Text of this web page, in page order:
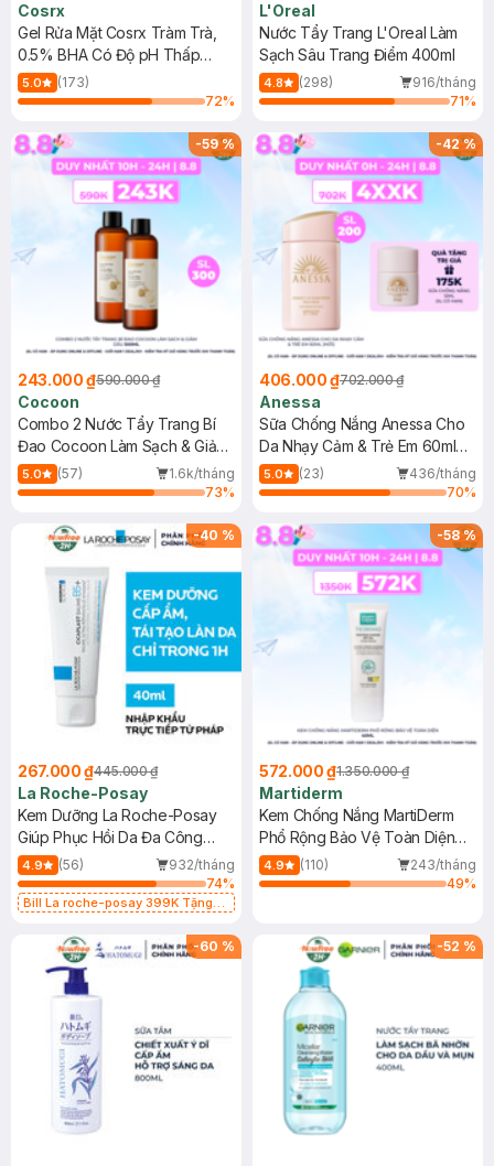
Cosrx
Gel Rửa Mặt Cosrx Tràm Trà,
0.5% BHA Có Độ pH Thấp
150ml
5.0
(173)
72%
L'Oreal
Nước Tẩy Trang L'Oreal Làm
Sạch Sâu Trang Điểm 400ml
4.8 (298)
916/tháng
71%
-59%
243.000 ₫590.000 ₫
Cocoon
Combo 2 Nước Tẩy Trang Bí
Đao Cocoon Làm Sạch & Giảm
Dầu 500ml
5.0 (57)
1.6k/tháng
73%
-42%
406.000 ₫702.000 ₫
Anessa
Sữa Chống Nắng Anessa Cho
Da Nhạy Cảm & Trẻ Em 60ml
(Mới)
5.0 (23)
436/tháng
70%
-40 %
267.000 ₫445.000 ₫
La Roche-Posay
Kem Dưỡng La Roche-Posay
Giúp Phục Hồi Da Đa Công
Dụng 40ml
4.9 (56)
932/tháng
74%
Bill La roche-posay 399K Tặng
(SL có hạn)
-58%
572.000 ₫1.350.000 ₫
Martiderm
Kem Chống Nắng MartiDerm
Phổ Rộng Bảo Vệ Toàn Diện
40ml
4.9 (110)
243/tháng
49%
-60 % -52 %